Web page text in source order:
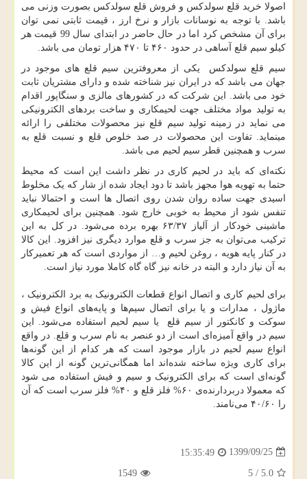
اصولا خرید قلع سولدکس و فروش قلع سولدکس بصورت وزنی می
باشد. با توجه به نوسانات بازار و نرخ ارز ، قیمت ثابتی نمی توان
برای آن مشخص کرد اما در حال حاضر در ابتدای سال 99 قیمت هر
کیلو سیم قلع آساهی در حدود ۴۶۰ تا ۴۷۰ هزار تومان می باشد.
سیم قلع سولدکس یکی از معروفترین سیم قلع های موجود در
جهان می باشد که در ایران نیز شناخته شده و دارای مشتریان ثابت
خود می باشد. این شرکت که در کشورهای مالزی و سنگاپور اقدام
به تولید مواد مختلف جهت لحیمکاری و ساخت بردهای الکترونیکی
می نماید در زمینه تولید سیم قلع نیز محصولات مختلفی را ارائه
مینماید. تفاوت این محصولات در صد خلوص قلع و نسبت قلع به
سرب و همچنین قطر سیم لحیم می باشد.
نکته‌ای که باید در لحیم‌ کاری در نظر داشت این است که محیط
حتما به تهویه هوا مجهز باشد تا دود ایجاد شده از شار که یک مخلوط
اسیدی جهت ساده روان شدن روی اتصال ها است و احتمالا نباید
تنفس شود از محیط به خوبی خارج شود. همچنین برای لحیمکاری
ماشینی خودکار از آلیاز ۶۳/۳۷ بهره برده می‌شود. در کل به این
ترکیب می‌توان به جز سرب و قلع موارد دیگری نیز افزود. این کالا
در کنار پایه هویه ، روغن لحیم و… از مواردی است که هر تعمیرکار
به آن نیاز دارد و البته در خانه نیز گاه گاه کاملا مورد نیاز است.
برای لحیم کاری و اتصال انواع قطعات الکترونیک به برد الکترونیک ،
ماژول ، مدارات و یا برای اتصال سیم‌ها و پایه‌های انواع فیش و
سوکت و کانکتور از سیم قلع یا سیم لحیم استفاده می‌شود. این
سیم در واقع آمیزه‌ای است از دو عنصر به نام سرب و قلع. در واقع
انواع سیم لحیم در بازار موجود است که هر کدام از این گونه‌ها
برای کاری ویژه ساخته شده‌اند اما همگانی‌ترین گونه از این کالا
گونه‌ای است که برای الکترونیک و سیم و فیش استفاده می شود
که معمولا دربردارنده‌ی ۶۰% فلز قلع و ۴۰% فلز سرب است که آن
را ۴۰/۶۰ می‌نامند.
1399/09/25
15:35:49
5.0
/
5
1549